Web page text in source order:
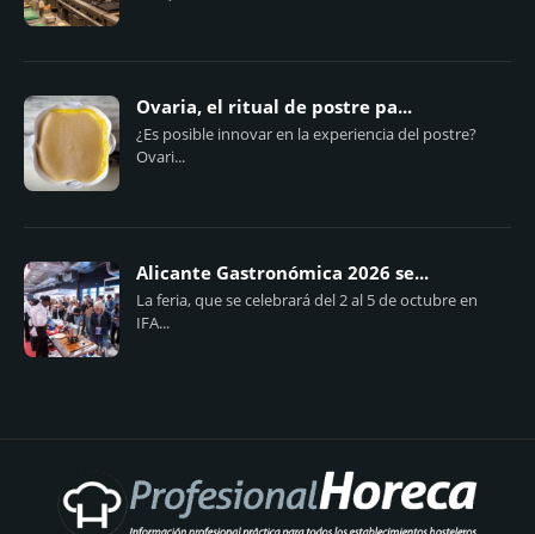
Ovaria, el ritual de postre pa...
¿Es posible innovar en la experiencia del postre?
Ovari...
Alicante Gastronómica 2026 se...
La feria, que se celebrará del 2 al 5 de octubre en
IFA...